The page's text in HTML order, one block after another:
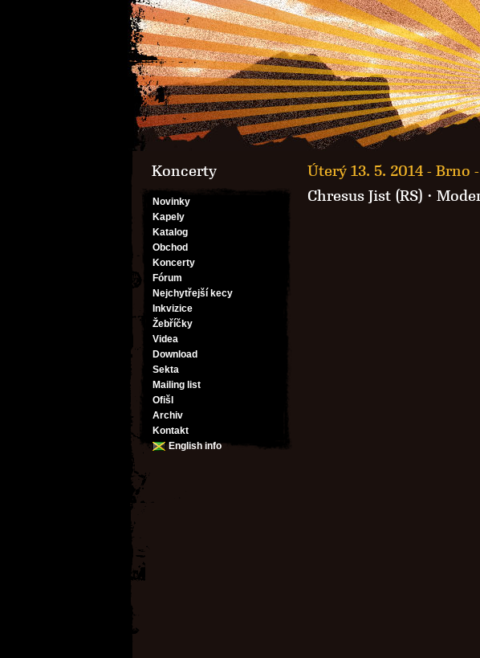
Koncerty
Novinky
Kapely
Katalog
Obchod
Koncerty
Fórum
Nejchytřejší kecy
Inkvizice
Žebříčky
Videa
Download
Sekta
Mailing list
Ofišl
Archiv
Kontakt
English info
Úterý 13. 5. 2014 - Brno
Chresus Jist (RS) ·